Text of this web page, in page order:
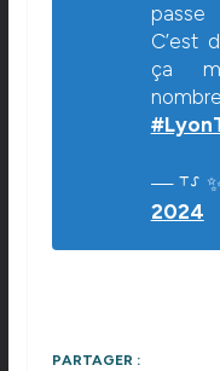
passe
C’est
ça
— ⸆⸉
2024
PARTAGER :